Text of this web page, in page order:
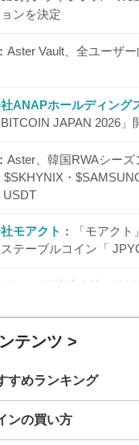
ンを決定
Aster Vault、全ユーザ
ANAPホールディング
JAPAN 2026」
Aster、韓国RWAシー
$SKHYNIX・
USDT
モアクト
「モアク
テーブルコイン「
トレード株式会社
信
テンツ
すめランキング
ンの買い方